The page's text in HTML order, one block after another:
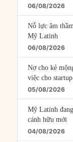
06/08/2026
Nỗ lực âm
Mỹ Latinh
06/08/2026
Nợ cho kẻ
việc cho
05/08/2026
Mỹ Latinh
cánh hữu mới
04/08/2026